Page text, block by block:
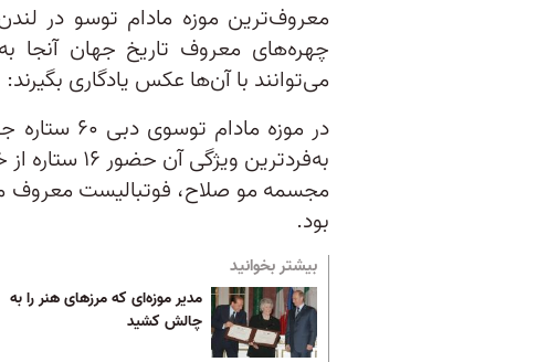
معروف‌ترین موزه مادام توسو در
چهره‌های معروف تاریخ جهان آنجا
می‌توانند با آن‌ها عکس یادگاری بگیرند:
در موزه
به‌فردترین
مجسمه مو صلاح، فوتبالیست معروف
بود.
بیشتر بخوانید
مدیر موزه‌ای که مرزهای هنر را به
چالش کشید